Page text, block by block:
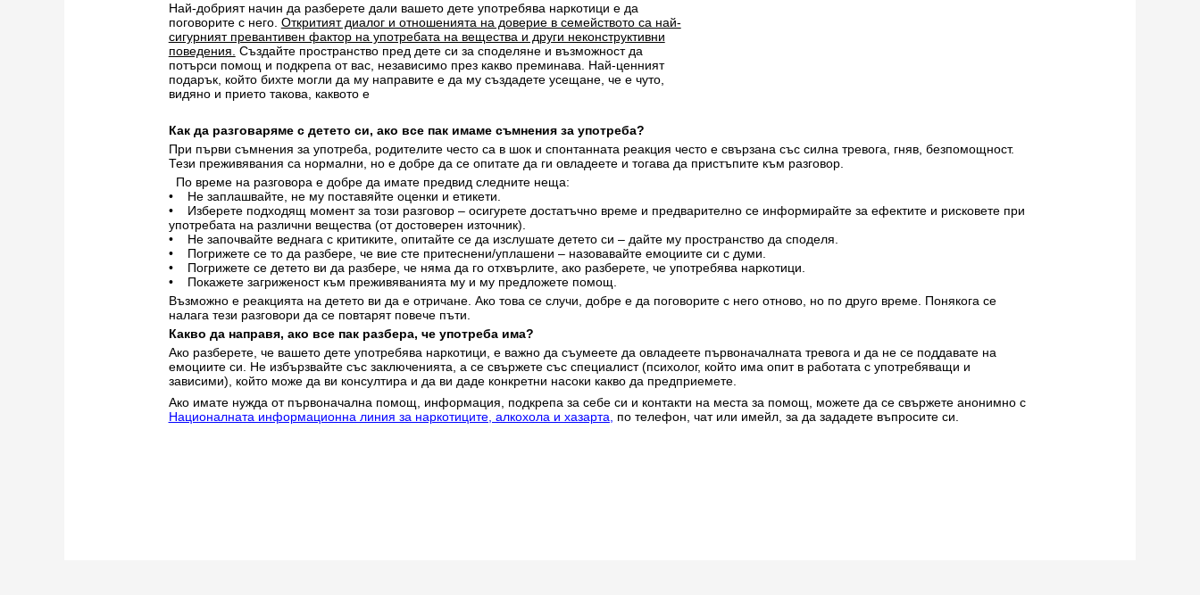
Най-добрият начин да разберете дали вашето дете употребява наркотици е да
поговорите с него. Откритият диалог и отношенията на доверие в семейството са най-
сигурният превантивен фактор на употребата на вещества и други неконструктивни
поведения. Създайте пространство пред дете си за споделяне и възможност да
потърси помощ и подкрепа от вас, независимо през какво преминава. Най-ценният
подарък, който бихте могли да му направите е да му създадете усещане, че е чуто,
видяно и прието такова, каквото е
Как да разговаряме с детето си, ако все пак имаме съмнения за употреба?
При първи съмнения за употреба, родителите често са в шок и спонтанната реакция често е свързана със силна тревога, гняв, безпомощност.
Тези преживявания са нормални, но е добре да се опитате да ги овладеете и тогава да пристъпите към разговор.
По време на разговора е добре да имате предвид следните неща:
• Не заплашвайте, не му поставяйте оценки и етикети.
• Изберете подходящ момент за този разговор – осигурете достатъчно време и предварително се информирайте за ефектите и рисковете при
употребата на различни вещества (от достоверен източник).
• Не започвайте веднага с критиките, опитайте се да изслушате детето си – дайте му пространство да споделя.
• Погрижете се то да разбере, че вие сте притеснени/уплашени – назовавайте емоциите си с думи.
• Погрижете се детето ви да разбере, че няма да го отхвърлите, ако разберете, че употребява наркотици.
• Покажете загриженост към преживяванията му и му предложете помощ.
Възможно е реакцията на детето ви да е отричане. Ако това се случи, добре е да поговорите с него отново, но по друго време. Понякога се
налага тези разговори да се повтарят повече пъти.
Какво да направя, ако все пак разбера, че употреба има?
Ако разберете, че вашето дете употребява наркотици, е важно да съумеете да овладеете първоначалната тревога и да не се поддавате на
емоциите си. Не избързвайте със заключенията, а се свържете със специалист (психолог, който има опит в работата с употребяващи и
зависими), който може да ви консултира и да ви даде конкретни насоки какво да предприемете.
Ако имате нужда от първоначална помощ, информация, подкрепа за себе си и контакти на места за помощ, можете да се свържете анонимно с
Националната информационна линия за наркотиците, алкохола и хазарта, по телефон, чат или имейл, за да зададете въпросите си.